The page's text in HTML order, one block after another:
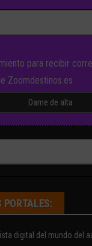
para recibir
Zoomdestinos.es
PORTALES:
digital del mundo del